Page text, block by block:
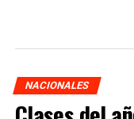
NACIONALES